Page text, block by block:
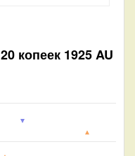
20 копеек 1925 AU